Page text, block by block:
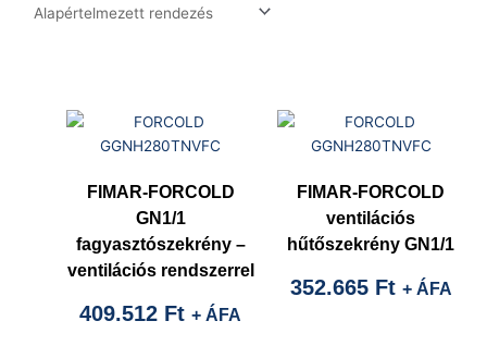
FIMAR-FORCOLD
GN1/1
fagyasztószekrény –
ventilációs rendszerrel
409.512 Ft + ÁFA
FIMAR-FORCOLD
ventilációs
hűtőszekrény GN1/1
352.665 Ft + ÁFA